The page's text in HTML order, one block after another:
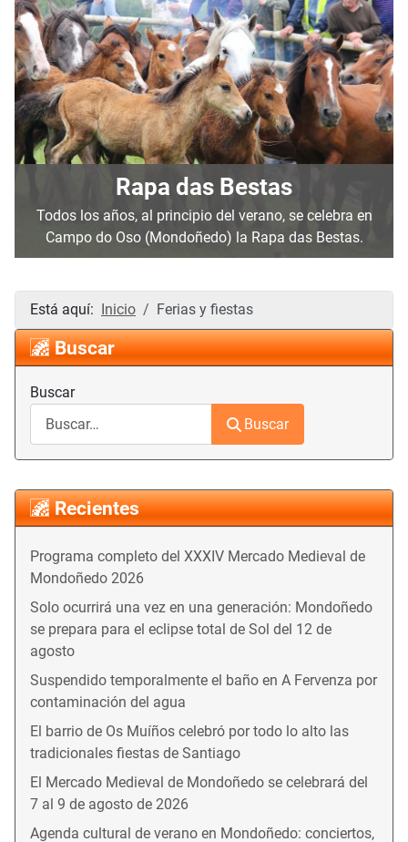
Rapa das Bestas
Todos los años, al principio del verano, se celebra en
Campo do Oso (Mondoñedo) la Rapa das Bestas.
Está aquí: Inicio Ferias y fiestas
Buscar
Buscar
Buscar
Recientes
Programa completo del XXXIV Mercado Medieval de
Mondoñedo 2026
Solo ocurrirá una vez en una generación: Mondoñedo
se prepara para el eclipse total de Sol del 12 de
agosto
Suspendido temporalmente el baño en A Fervenza por
contaminación del agua
El barrio de Os Muíños celebró por todo lo alto las
tradicionales fiestas de Santiago
El Mercado Medieval de Mondoñedo se celebrará del
7 al 9 de agosto de 2026
Agenda cultural de verano en Mondoñedo: conciertos,